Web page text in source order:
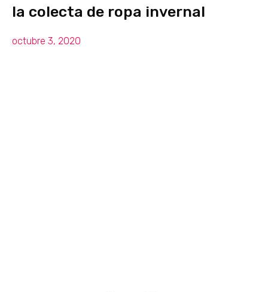
la colecta de ropa invernal
octubre 3, 2020